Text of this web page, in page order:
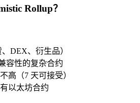
Rollup？
DEX、衍生品）
容性的复杂合约
高（7 天可接受）
以太坊合约